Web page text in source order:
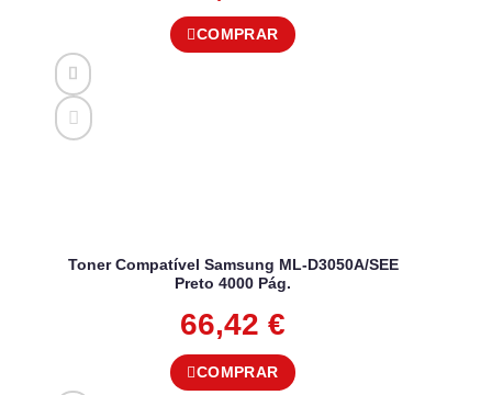
COMPRAR
Toner Compatível Samsung ML-D3050A/SEE
Preto 4000 Pág.
66,42 €
COMPRAR